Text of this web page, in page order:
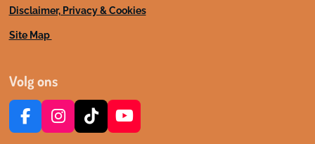
Disclaimer, Privacy & Cookies
Site Map
Volg ons
F
a
I
n
T
i
Y
o